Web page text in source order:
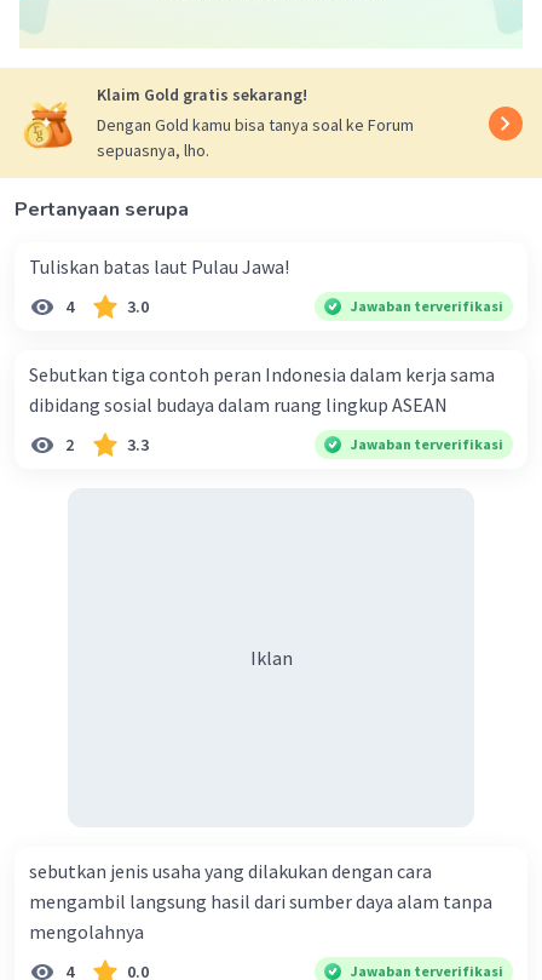
Klaim Gold gratis sekarang!
Dengan Gold kamu bisa tanya soal ke Forum
sepuasnya, lho.
Pertanyaan serupa
Tuliskan batas laut Pulau Jawa!
4 3.0 Jawaban terverifikasi
Sebutkan tiga contoh peran Indonesia dalam kerja sama
dibidang sosial budaya dalam ruang lingkup ASEAN
2 3.3 Jawaban terverifikasi
Iklan
sebutkan jenis usaha yang dilakukan dengan cara
mengambil langsung hasil dari sumber daya alam tanpa
mengolahnya
4 0.0 Jawaban terverifikasi